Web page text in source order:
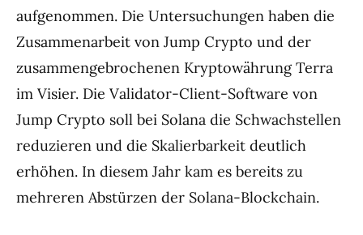
aufgenommen. Die Untersuchungen haben die
Zusammenarbeit von Jump Crypto und der
zusammengebrochenen Kryptowährung Terra
im Visier. Die Validator-Client-Software von
Jump Crypto soll bei Solana die Schwachstellen
reduzieren und die Skalierbarkeit deutlich
erhöhen. In diesem Jahr kam es bereits zu
mehreren Abstürzen der Solana-Blockchain.